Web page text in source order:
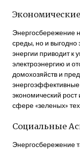
Энергосбережение
среды, но и выгодно
энергии приводит к
электроэнергию и
домохозяйств и
энергоэффективные
экономический
сфере «зеленых»
Социальные
Энергосбережение